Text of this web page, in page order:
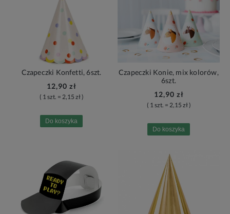
Czapeczki Konfetti, 6szt.
12,90 zł
( 1 szt. = 2,15 zł )
Do koszyka
Czapeczki Konie, mix kolorów,
6szt.
12,90 zł
( 1 szt. = 2,15 zł )
Do koszyka